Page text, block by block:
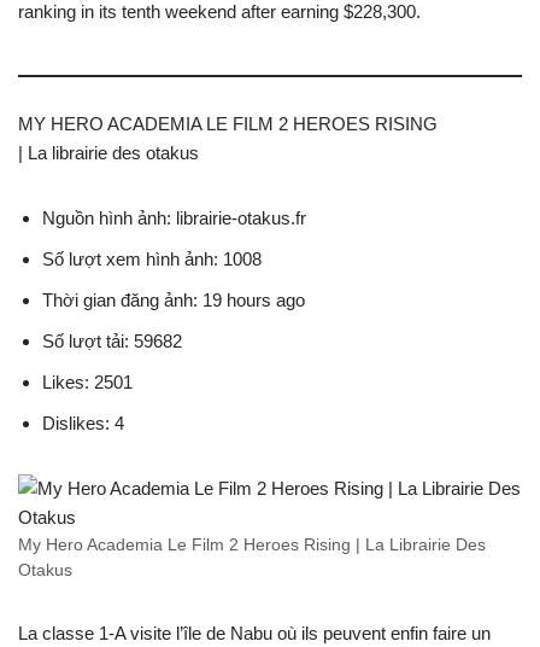
ranking in its tenth weekend after earning $228,300.
MY HERO ACADEMIA LE FILM 2 HEROES RISING
| La librairie des otakus
Nguồn hình ảnh: librairie-otakus.fr
Số lượt xem hình ảnh: 1008
Thời gian đăng ảnh: 19 hours ago
Số lượt tải: 59682
Likes: 2501
Dislikes: 4
My Hero Academia Le Film 2 Heroes Rising | La Librairie Des
Otakus
La classe 1-A visite l’île de Nabu où ils peuvent enfin faire un